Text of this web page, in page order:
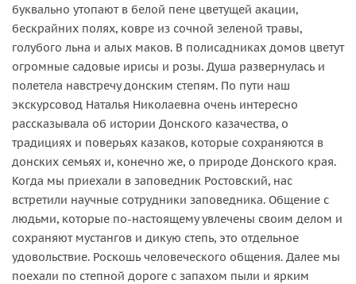
буквально утопают в белой пене цветущей акации,
бескрайних полях, ковре из сочной зеленой травы,
голубого льна и алых маков. В полисадниках домов цветут
огромные садовые ирисы и розы. Душа развернулась и
полетела навстречу донским степям. По пути наш
экскурсовод Наталья Николаевна очень интересно
рассказывала об истории Донского казачества, о
традициях и поверьях казаков, которые сохраняются в
донских семьях и, конечно же, о природе Донского края.
Когда мы приехали в заповедник Ростовский, нас
встретили научные сотрудники заповедника. Общение с
людьми, которые по-настоящему увлечены своим делом и
сохраняют мустангов и дикую степь, это отдельное
удовольствие. Роскошь человеческого общения. Далее мы
поехали по степной дороге с запахом пыли и ярким